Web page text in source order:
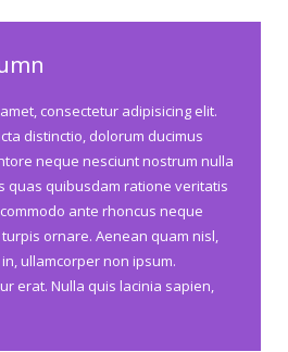
consectetur adipisicing elit.
distinctio, dolorum ducimus
neque nesciunt nostrum nulla
quas quibusdam ratione veritatis
ante rhoncus neque
ornare. Aenean quam nisl,
ullamcorper non ipsum.
erat. Nulla quis lacinia sapien,